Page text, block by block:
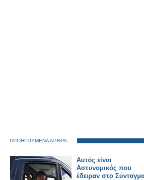
ΠΡΟΗΓΟΥΜΕΝΑ ΑΡΘΡΑ
Αυτός είναι
Αστυνομικός που
έδειραν στο